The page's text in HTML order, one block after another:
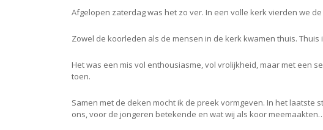
Afgelopen zaterdag was het zo ver. In een volle kerk vierden we
Zowel de koorleden als de mensen in de kerk kwamen thuis.
Het was een mis vol enthousiasme, vol vrolijkheid, maar met een
toen.
Samen met de deken mocht ik de preek vormgeven. In het
ons, voor de jongeren betekende en wat wij als koor